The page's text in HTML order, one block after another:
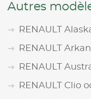
Autres
RENAULT
RENAULT
RENAULT
RENAULT Clio